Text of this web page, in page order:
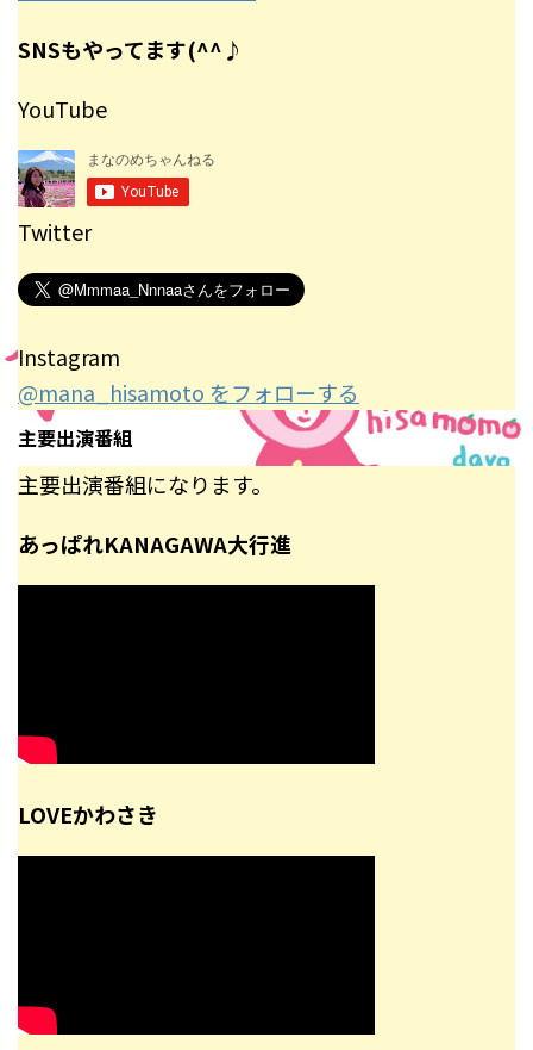
SNSもやってます(^^♪
YouTube
Twitter
Instagram
@mana_hisamoto をフォローする
主要出演番組
主要出演番組になります。
あっぱれKANAGAWA大行進
LOVEかわさき